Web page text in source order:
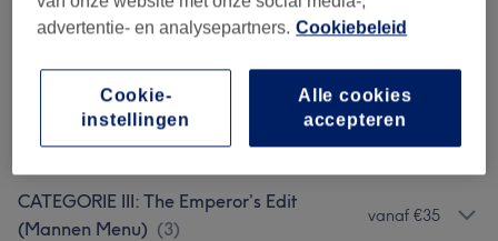
CATEGORIE I: Empress Essentials
(Natuurlijke Nagels) (3)
CATEGORIE II: Empress Extensions
(Nieuwe Sets & Bijwerkingen) (3)
vanaf €25
CATEGORIE III: The Emperor’s Edit
(Mannen Menu) (3)
vanaf €35
advertentie- en analysepartners. Cookiebeleid
Alle cookies
accepteren
Cookie-
instellingen